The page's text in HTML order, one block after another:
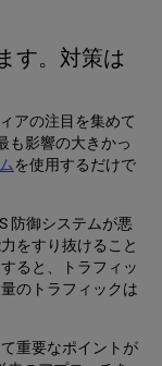
す。対策は
アの注目を集めて
も影響の大きかっ
を使用するだけで
防御システムが悪
をすり抜けること
ると、トラフィッ
のトラフィックは
重要なポイントが